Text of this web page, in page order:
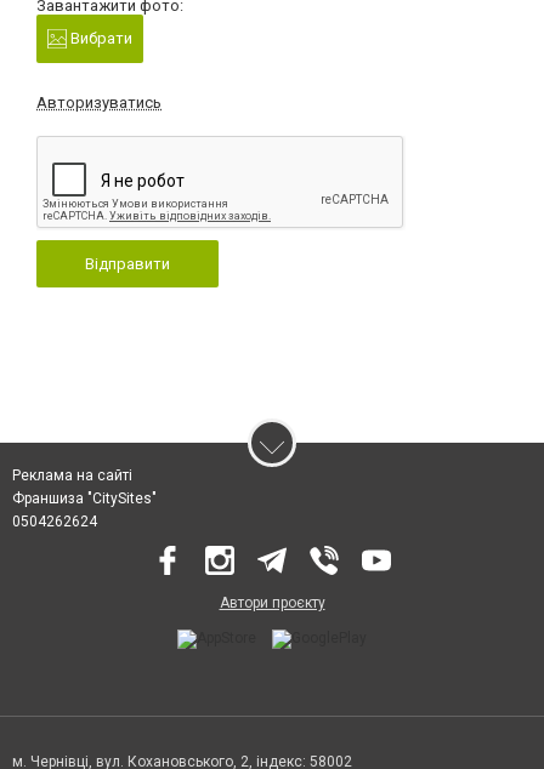
Завантажити фото:
Вибрати
Авторизуватись
Відправити
Реклама на сайті
Франшиза "CitySites"
0504262624
Автори проєкту
м. Чернівці, вул. Кохановського, 2, індекс: 58002